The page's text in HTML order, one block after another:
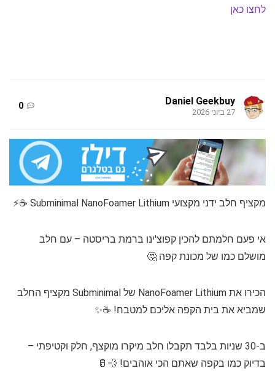
לחצו כאן
Daniel Geekbuy
27 ביוני 2026
0
מקציף חלב ידני מקצועי Subminimal NanoFoamer Lithium ☕⚡
אי פעם חלמתם להכין קפוצ'ינו ברמת בריסטה – עם חלב
מושלם כמו של מכונת קפה 🤔
הכירו את NanoFoamer Lithium של Subminimal מקציף החלב
שמביא את בית הקפה אליכם למטבח! ☕✨
ב-30 שניות בלבד תקבלו חלב מיקרו מוקצף, חלק וקטיפתי –
בדיוק כמו בקפה שאתם הכי אוהבים! 💨🥛